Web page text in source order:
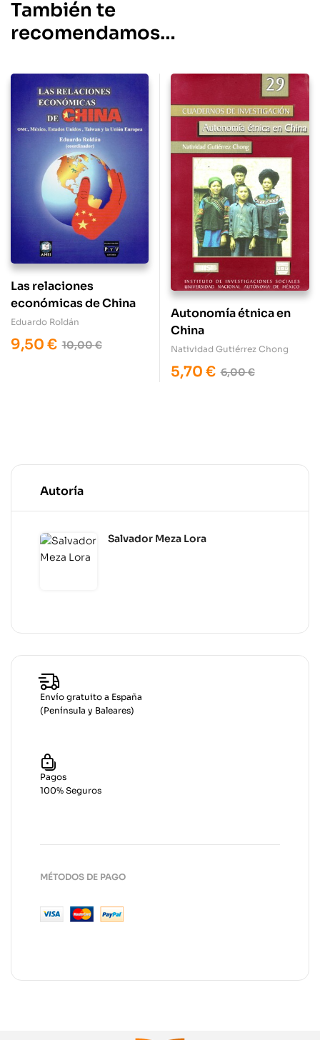
También te
recomendamos…
Las relaciones
económicas de China
Eduardo Roldán
10,00€
9,50 €
Autonomía étnica en
China
Natividad Gutiérrez Chong
6,00€
5,70 €
Autoría
Salvador Meza Lora
Envío gratuito a España
(Península y Baleares)
Pagos
100% Seguros
MÉTODOS DE PAGO